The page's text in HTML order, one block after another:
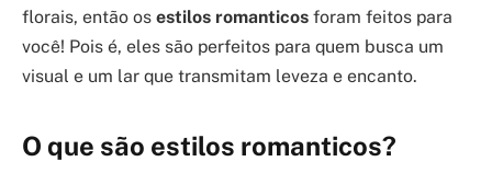
florais, então os estilos romanticos foram feitos para
você! Pois é, eles são perfeitos para quem busca um
visual e um lar que transmitam leveza e encanto.
O que são estilos romanticos?